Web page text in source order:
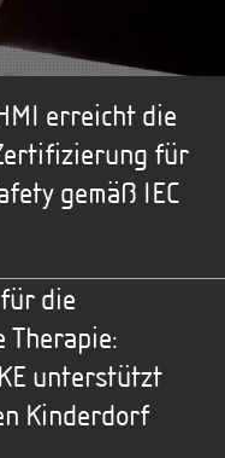
erreicht die
für
gemäß IEC
die
unterstützt
Kinderdorf